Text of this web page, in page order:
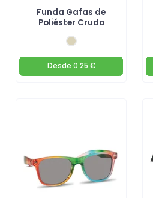
Funda Gafas de
Poliéster Crudo
Desde 0.25 €